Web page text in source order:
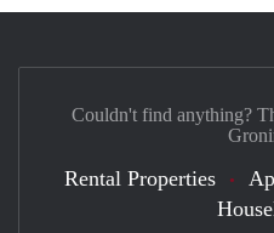
Couldn't find anything?
Rental Properties